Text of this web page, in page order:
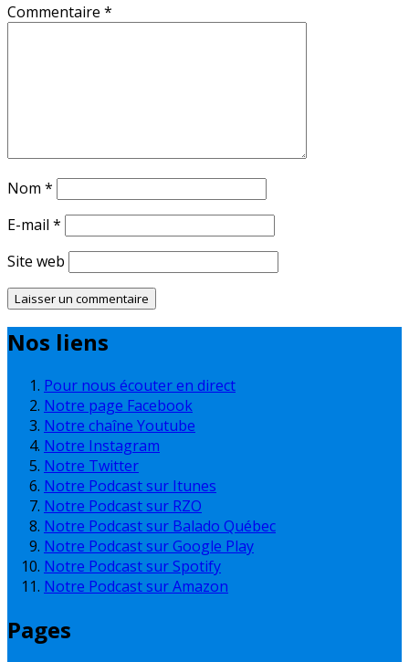
Commentaire *
Nom *
E-mail *
Site web
Nos liens
Pour nous écouter en direct
Notre page Facebook
Notre chaîne Youtube
Notre Instagram
Notre Twitter
Notre Podcast sur Itunes
Notre Podcast sur RZO
Notre Podcast sur Balado Québec
Notre Podcast sur Google Play
Notre Podcast sur Spotify
Notre Podcast sur Amazon
Pages